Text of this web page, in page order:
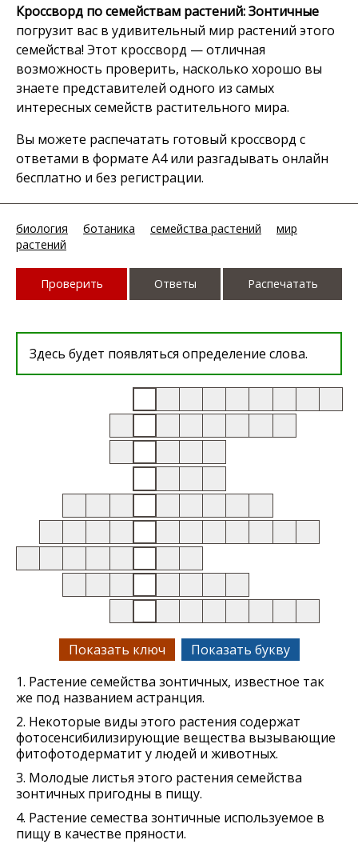
Кроссворд по семействам растений: Зонтичные
погрузит вас в удивительный мир растений этого
семейства! Этот кроссворд — отличная
возможность проверить, насколько хорошо вы
знаете представителей одного из самых
интересных семейств растительного мира.
Вы можете распечатать готовый кроссворд с
ответами в формате А4 или разгадывать онлайн
бесплатно и без регистрации.
биология ботаника семейства растений
мир
растений
Проверить Ответы Распечатать
Здесь будет появляться определение слова.
Показать ключ
Показать букву
1. Растение семейства зонтичных, известное так
же под названием астранция.
2. Некоторые виды этого растения содержат
фотосенсибилизирующие вещества вызывающие
фитофотодерматит у людей и животных.
3. Молодые листья этого растения семейства
зонтичных пригодны в пищу.
4. Растение семества зонтичные используемое в
пищу в качестве пряности.